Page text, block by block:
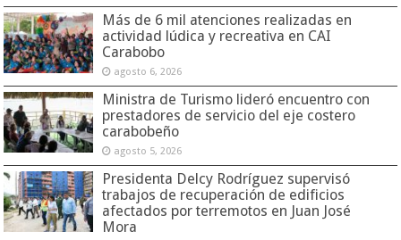
Más de 6 mil atenciones realizadas en
actividad lúdica y recreativa en CAI
Carabobo
agosto 6, 2026
Ministra de Turismo lideró encuentro con
prestadores de servicio del eje costero
carabobeño
agosto 5, 2026
Presidenta Delcy Rodríguez supervisó
trabajos de recuperación de edificios
afectados por terremotos en Juan José
Mora